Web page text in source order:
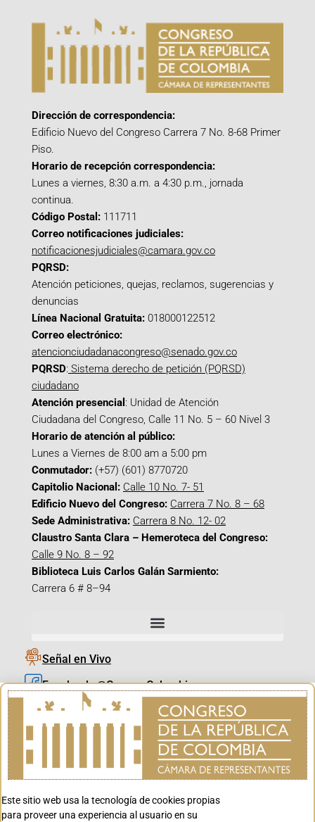
Dirección de correspondencia:
Edificio Nuevo del Congreso Carrera 7 No. 8-68 Primer
Piso.
Horario de recepción correspondencia:
Lunes a viernes, 8:30 a.m. a 4:30 p.m., jornada
continua.
Código Postal: 111711
Correo notificaciones judiciales:
notificacionesjudiciales@camara.gov.co
PQRSD:
Atención peticiones, quejas, reclamos, sugerencias y
denuncias
Línea Nacional Gratuita: 018000122512
Correo electrónico:
atencionciudadanacongreso@senado.gov.co
PQRSD: Sistema derecho de petición (PQRSD)
ciudadano
Atención presencial : Unidad de Atención
Ciudadana del Congreso, Calle 11 No. 5 – 60 Nivel 3
Horario de atención al público:
Lunes a Viernes de 8:00 am a 5:00 pm
Conmutador: (+57) (601) 8770720
Capitolio Nacional: Calle 10 No. 7- 51
Edificio Nuevo del Congreso: Carrera 7 No. 8 – 68
Sede Administrativa: Carrera 8 No. 12- 02
Claustro Santa Clara – Hemeroteca del Congreso:
Calle 9 No. 8 – 92
Biblioteca Luis Carlos Galán Sarmiento:
Carrera 6 # 8–94
Señal en Vivo
Facebook_@CamaraColombia
Instagram_@CamaraColombia
X_@CamaraColombia
Youtube_@CamaraColombia
Youtube_@CanalCongreso
Este sitio web usa la tecnología de cookies propias
para proveer una experiencia al usuario en su